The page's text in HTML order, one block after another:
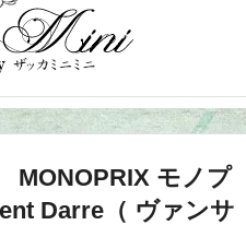
MONOPRIX モノプ
Darre（ ヴァンサ